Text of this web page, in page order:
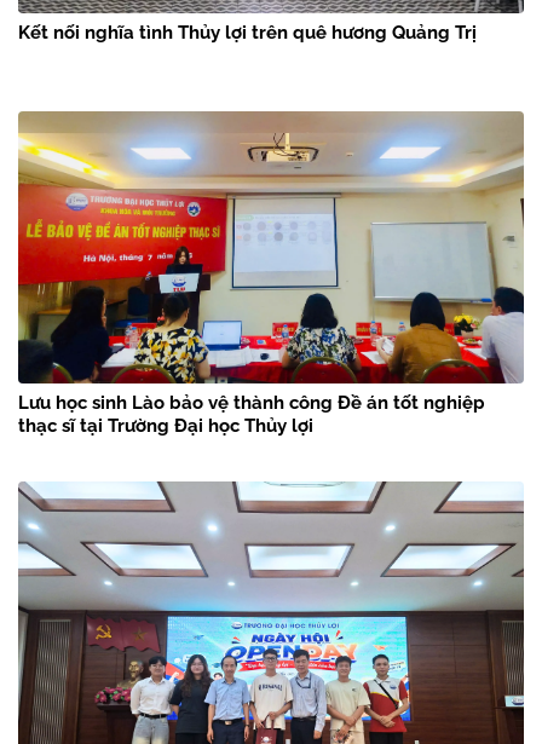
Kết nối nghĩa tình Thủy lợi trên quê hương Quảng Trị
Lưu học sinh Lào bảo vệ thành công Đề án tốt nghiệp
thạc sĩ tại Trường Đại học Thủy lợi